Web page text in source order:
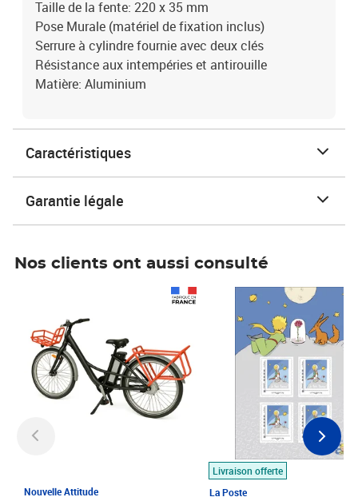
Taille de la fente: 220 x 35 mm
Pose Murale (matériel de fixation inclus)
Serrure à cylindre fournie avec deux clés
Résistance aux intempéries et antirouille
Matière: Aluminium
Caractéristiques
Garantie légale
Nos clients ont aussi consulté
Nouvelle Attitude
Livraison offerte
La Poste
Prix 7,50€